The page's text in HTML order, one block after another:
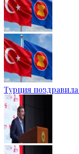
Турция